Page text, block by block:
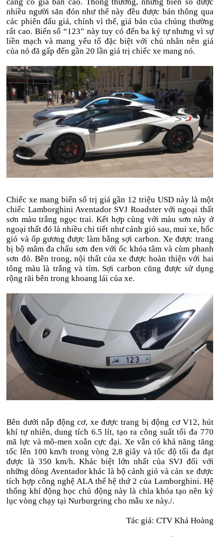
nhiều người săn đón như thế này đều được bán thông qua
các phiên đấu giá, chính vì thế, giá bán của chúng thường
rất cao. Biển số “123” này tuy có đến ba ký tự nhưng vì sự
liền mạch và mang yếu tố đặc biệt với chủ nhân nên giá
của nó đã gấp đến gần 20 lần giá trị chiếc xe mang nó.
Chiếc xe mang biển số trị giá gần 12 triệu USD này là một
chiếc Lamborghini Aventador SVJ Roadster với ngoại thất
sơn màu trắng ngọc trai. Kết hợp cùng với màu sơn này ở
ngoại thất đó là nhiều chi tiết như cánh gió sau, mui xe, hốc
gió và ốp gương được làm bằng sợi carbon. Xe được trang
bị bộ mâm đa chấu sơn đen với ốc khóa tâm và cùm phanh
sơn đỏ. Bên trong, nội thất của xe được hoàn thiện với hai
tông màu là trắng và tím. Sợi carbon cũng được sử dụng
rộng rãi bên trong khoang lái của xe.
Bên dưới nắp động cơ, xe được trang bị động cơ V12, hút
khí tự nhiên, dung tích 6.5 lít, tạo ra công suất tối đa 770
mã lực và mô-men xoắn cực đại. Xe vẫn có khả năng tăng
tốc lên 100 km/h trong vòng 2,8 giây và tốc độ tối đa đạt
được là 350 km/h. Khác biệt lớn nhất của SVJ đối với
những dòng Aventador khác là bộ cánh gió và cản xe được
tích hợp công nghệ ALA thế hệ thứ 2 của Lamborghini. Hệ
thống khí động học chủ động này là chìa khóa tạo nên kỷ
lục vòng chạy tại Nurburgring cho mẫu xe này./.
Tác giả: CTV Khả Hoàng